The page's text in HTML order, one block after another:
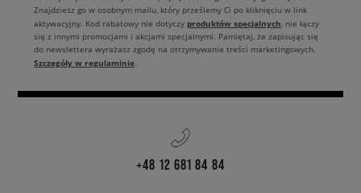
Znajdziesz go w osobnym mailu, który prześlemy Ci po kliknięciu w link
aktywacyjny. Kod rabatowy nie dotyczy produktów specjalnych, nie łączy
się z innymi promocjami i akcjami specjalnymi. Pamiętaj, że zapisując się
do newslettera wyrażasz zgodę na otrzymywanie treści marketingowych.
Szczegóły w regulaminie.
+48 12 681 84 84